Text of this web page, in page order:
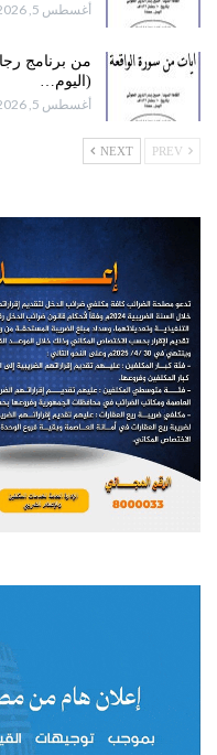
أغسطس 5, 2026
من برنامج
(اليوم…
أغسطس 5, 2026
NEXT